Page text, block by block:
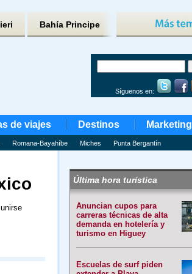
Bahía Principe
Síguenos en:
de viajes Destinos Marketing
Romana-Bayahíbe Miches Punta Bergantín
Última hora turística
Anuncian cupos para
carreras técnicas de alta
demanda en hotelería y
turismo en Higuey
Escuelas de surf piden